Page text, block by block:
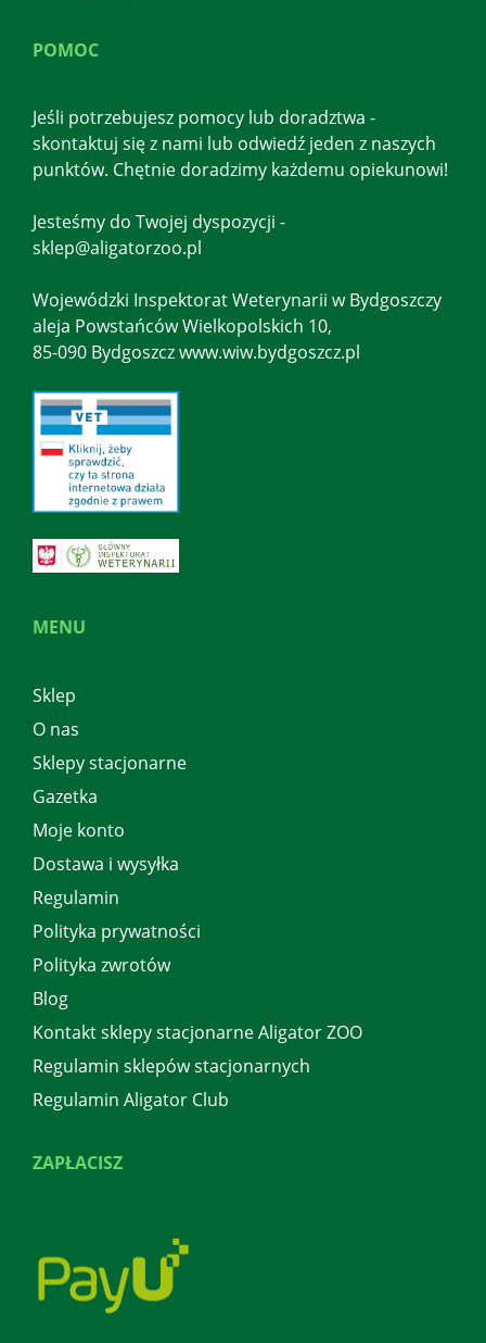
MENU
Sklep
O nas
Sklepy stacjonarne
Gazetka
Moje konto
Dostawa i wysyłka
Regulamin
Polityka prywatności
Polityka zwrotów
Blog
Kontakt sklepy stacjonarne Aligator ZOO
Regulamin sklepów stacjonarnych
Regulamin Aligator Club
ZAPŁACISZ
POMOC
Jeśli potrzebujesz pomocy lub doradztwa -
skontaktuj się z nami lub odwiedź jeden z naszych
punktów. Chętnie doradzimy każdemu opiekunowi!
Jesteśmy do Twojej dyspozycji -
sklep@aligatorzoo.pl
Wojewódzki Inspektorat Weterynarii w Bydgoszczy
aleja Powstańców Wielkopolskich 10,
85-090 Bydgoszcz www.wiw.bydgoszcz.pl